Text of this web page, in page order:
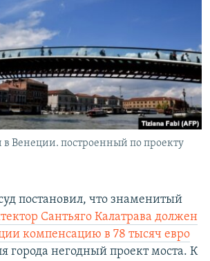
Венеции. построенный по проекту
постановил, что знаменитый
Сантьяго Калатрава должен
компенсацию в 78 тысяч евро
города негодный проект моста. К